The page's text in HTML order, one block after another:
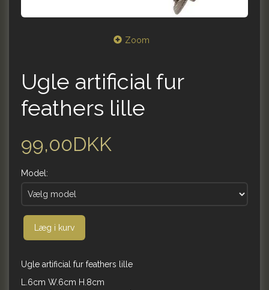
Zoom
Ugle artificial fur
feathers lille
99,00DKK
Model:
Læg i kurv
Ugle artificial fur feathers lille
L.6cm W.6cm H.8cm